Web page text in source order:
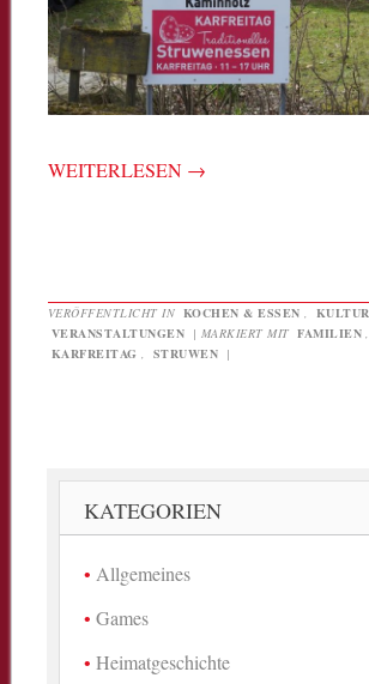
WEITERLESEN →
VERÖFFENTLICHT IN KOCHEN & ESSEN KULTUR
VERANSTALTUNGEN | MARKIERT MIT FAMILIEN
KARFREITAG
STRUWEN |
KATEGORIEN
Allgemeines
Games
Heimatgeschichte